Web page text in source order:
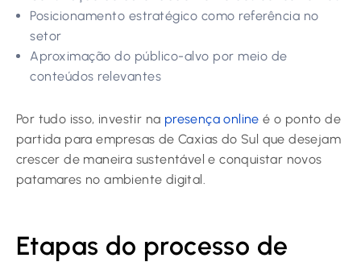
Posicionamento estratégico como referência no
setor
Aproximação do público-alvo por meio de
conteúdos relevantes
Por tudo isso, investir na presença online é o ponto de
partida para empresas de Caxias do Sul que desejam
crescer de maneira sustentável e conquistar novos
patamares no ambiente digital.
Etapas do processo de